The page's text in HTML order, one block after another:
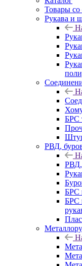
Товары со
Рукава и
БРС
РВД,
РВД,
БРС
БРС